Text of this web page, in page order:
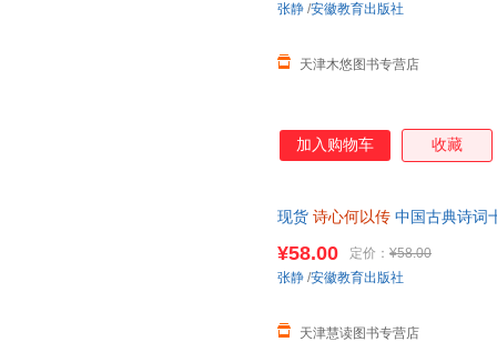
天津木悠图书专营店
张静 /安徽教育出版社
加入购物车 收藏
现货 诗心何以传 中国古典诗词
¥58.00 定价： ¥58.00
天津慧读图书专营店
张静 /安徽教育出版社